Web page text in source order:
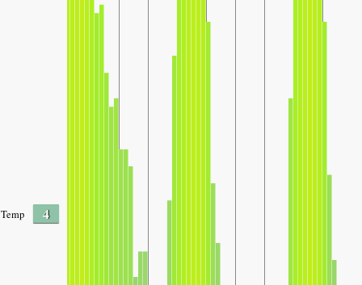
Temp 4